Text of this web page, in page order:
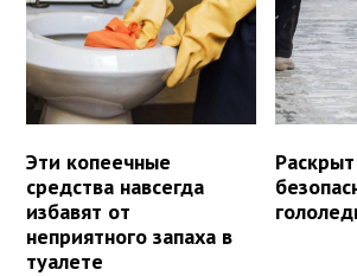
Эти копеечные
средства навсегда
избавят от
неприятного запаха в
туалете